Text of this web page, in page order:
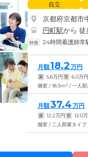
自立
京都府京都市
円町駅から 徒
24時間看護師常
月額18.2 万円
家 5.6万円 管 6.0万円
個室 / 18.3m2 / 一人
月額37.4 万円
家 12.2万円 管 12.0
個室 / 二人部屋タイプ